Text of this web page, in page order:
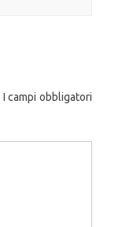
I campi obbligatori